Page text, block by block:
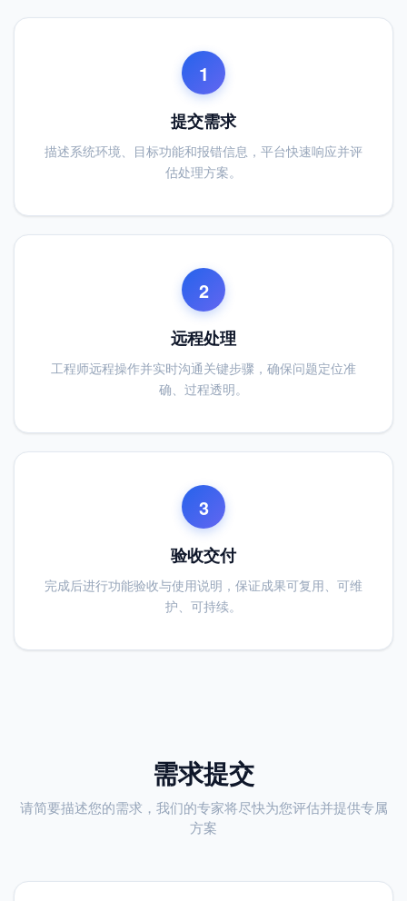
1
提交需求
描述系统环境、目标功能和报错信息，平台快速响应并评
估处理方案。
2
远程处理
工程师远程操作并实时沟通关键步骤，确保问题定位准
确、过程透明。
3
验收交付
完成后进行功能验收与使用说明，保证成果可复用、可维
护、可持续。
需求提交
请简要描述您的需求，我们的专家将尽快为您评估并提供专属
方案